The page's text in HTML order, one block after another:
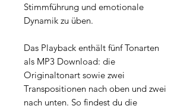
Stimmführung und emotionale
Dynamik zu üben.
Das Playback enthält fünf Tonarten
als MP3 Download: die
Originaltonart sowie zwei
Transpositionen nach oben und zwei
nach unten. So findest du die